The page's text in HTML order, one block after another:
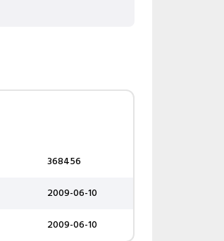
368456
2009-06-10
2009-06-10